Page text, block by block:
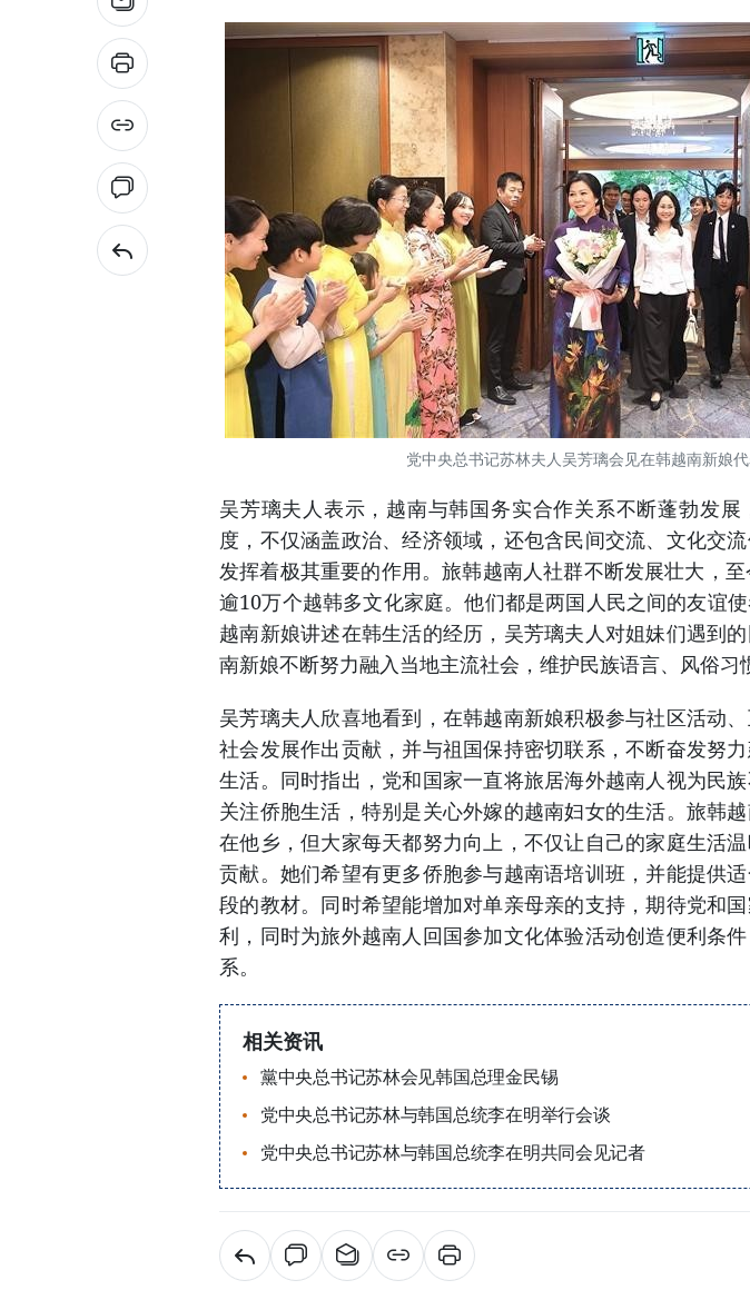
党中央总书记苏林夫人吴芳璃会见在韩越南新娘代
吴芳璃夫人表示，越南与韩国务实合作关系不断蓬勃发
度，不仅涵盖政治、经济领域，还包含民间交流、文化交
发挥着极其重要的作用。旅韩越南人社群不断发展壮大，
逾10万个越韩多文化家庭。他们都是两国人民之间的友谊
越南新娘讲述在韩生活的经历，吴芳璃夫人对姐妹们遇到
南新娘不断努力融入当地主流社会，维护民族语言、风俗习
吴芳璃夫人欣喜地看到，在韩越南新娘积极参与社区活动
社会发展作出贡献，并与祖国保持密切联系，不断奋发努
生活。同时指出，党和国家一直将旅居海外越南人视为民
关注侨胞生活，特别是关心外嫁的越南妇女的生活。旅韩
在他乡，但大家每天都努力向上，不仅让自己的家庭生活
贡献。她们希望有更多侨胞参与越南语培训班，并能提供
段的教材。同时希望能增加对单亲母亲的支持，期待党和
利，同时为旅外越南人回国参加文化体验活动创造便利条
系。
相关资讯
黨中央总书记苏林会见韩国总理金民锡
党中央总书记苏林与韩国总统李在明举行会谈
党中央总书记苏林与韩国总统李在明共同会见记者